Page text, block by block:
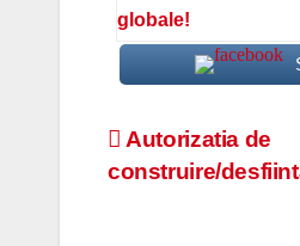
globale!
Navigare
Autorizatia de
construire/